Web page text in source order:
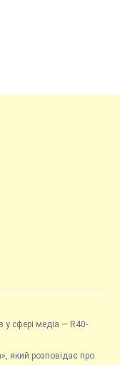
у сфері медіа — R40-
який розповідає про